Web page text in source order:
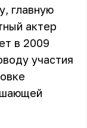
главную
актер
в 2009
участия